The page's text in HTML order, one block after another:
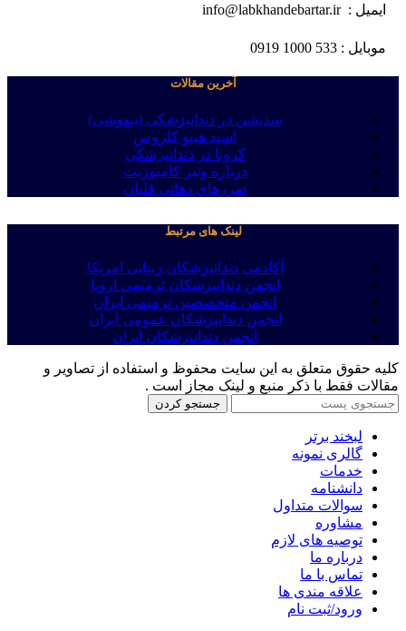
ایمیل : info@labkhandebartar.ir
موبایل : 533 1000 0919
آخرین مقالات
سدیشن در دندانپزشکی (بیهوشی)
اسید هیپو کلروس
کرونا در دندانپزشکی
درباره ونیر کامپوزیت
ضررهای دهانی قلیان
لینک های مرتبط
آکادمی دندانپزشکان زیبایی امریکا
انجمن دندانپزشکان ترمیمی اروپا
انجمن متخصصین ترمیمی ایران
انجمن دندانپزشکان عمومی ایران
انجمن دندانپزشکان ایران
کلیه حقوق متعلق به این سایت محفوظ و استفاده از تصاویر و
مقالات فقط با ذکر منبع و لینک مجاز است .
جستجو کردن
لبخند برتر
گالری نمونه
خدمات
دانشنامه
سوالات متداول
مشاوره
توصیه های لازم
درباره ما
تماس با ما
علاقه مندی ها
ورود/ثبت نام